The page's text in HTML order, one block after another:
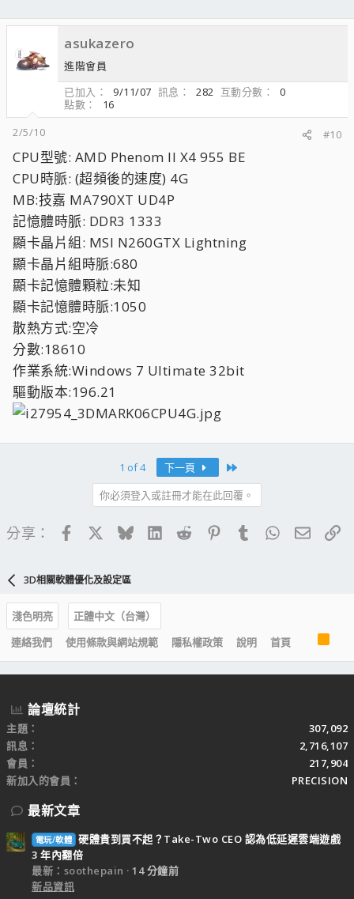
asukazero
進階會員
已加入
9/11/07 訊息 282 互動分數
0
點數
16
2/5/10
#10
CPU型號: AMD Phenom II X4 955 BE
CPU時脈: (超頻後的速度) 4G
MB:技嘉 MA790XT UD4P
記憶體時脈: DDR3 1333
顯卡晶片組: MSI N260GTX Lightning
顯卡晶片組時脈:680
顯卡記憶體顆粒:未知
顯卡記憶體時脈:1050
散熱方式:空冷
分數:18610
作業系統:Windows 7 Ultimate 32bit
驅動版本:196.21
1 of 4 下一頁
你必須登入或註冊才能在此回覆。
分享： FacebookBlueskyLinkedIn
Reddit PinterestTumblrWhatsApp
電子
3D相關軟體優化及設定區
淺色明亮
正體中文（台灣）
連絡我們
使用條款與網站規範 隱私權政策 說明 首頁
S
論壇統計
主題
307,092
訊息
2,716,107
會員
217,904
新加入的會員
PRECISION
最新文章
電玩/軟體 硬體貴到買不起？Take-Two CEO 認為低延遲雲端遊戲
3 年內翻倍
最新：soothepain
14 分鐘前
新品資訊